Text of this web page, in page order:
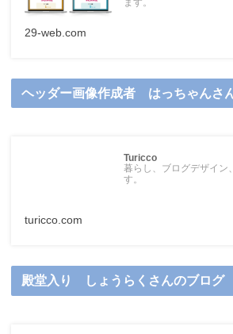
ます。
29-web.com
ヘッダー画像作成者 はっちゃんさ
Turicco
暮らし、ブログデザイン
す。
turicco.com
殿堂入り しょうらくさんのブログ